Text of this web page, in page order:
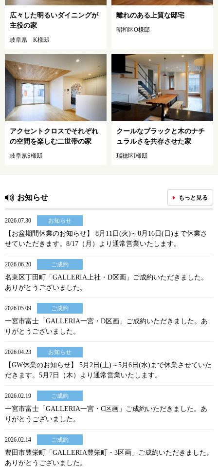
広々した明るいダイニングが
主役の家
岐阜県 K様邸
離れのある上質な邸宅
昭和区O様邸
アクセントクロスでそれぞれ
の空間を楽しむ二世帯の家
岐阜県S様邸
クールなブラックと木のナチ
ュラルさを共存させた家
瑞穂区I様邸
お知らせ もっと見る
2026.07.30 お知らせ
【お盆期間休業のお知らせ】 8月11日(火)～8月16日(日)まで休業さ
せていただきます。8/17（月）より通常営業いたします。
2026.06.20 ご成約
名東区丁田町「GALLERIA上社・D区画」ご成約いただきました。
ありがとうございました。
2026.05.09 ご成約
一宮市富士「GALLERIA一宮・D区画」ご成約いただきました。あ
りがとうございました。
2026.04.23 お知らせ
【GW休業のお知らせ】 5月2日(土)～5月6日(水)まで休業させていた
だきます。5月7日（木）より通常営業いたします。
2026.02.19 ご成約
一宮市富士「GALLERIA一宮・C区画」ご成約いただきました。あ
りがとうございました。
2026.02.14 ご成約
豊田市豊栄町「GALLERIA豊栄町・3区画」ご成約いただきました。
ありがとうございました。